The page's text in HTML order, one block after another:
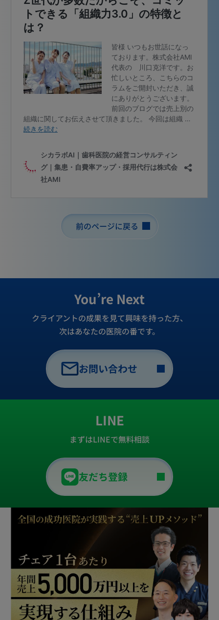
前のページに戻る
You’re Next
クライアントの成果を見て興味を持った方、
次はあなたの医院の番です。
お問い合わせ
LINE
まずはLINEで無料相談
友だち登録